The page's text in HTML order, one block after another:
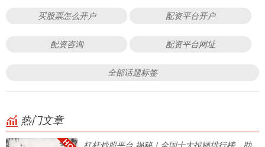
买股票怎么开户 配资平台开户
配资咨询 配资平台网址
全部话题标签
热门文章